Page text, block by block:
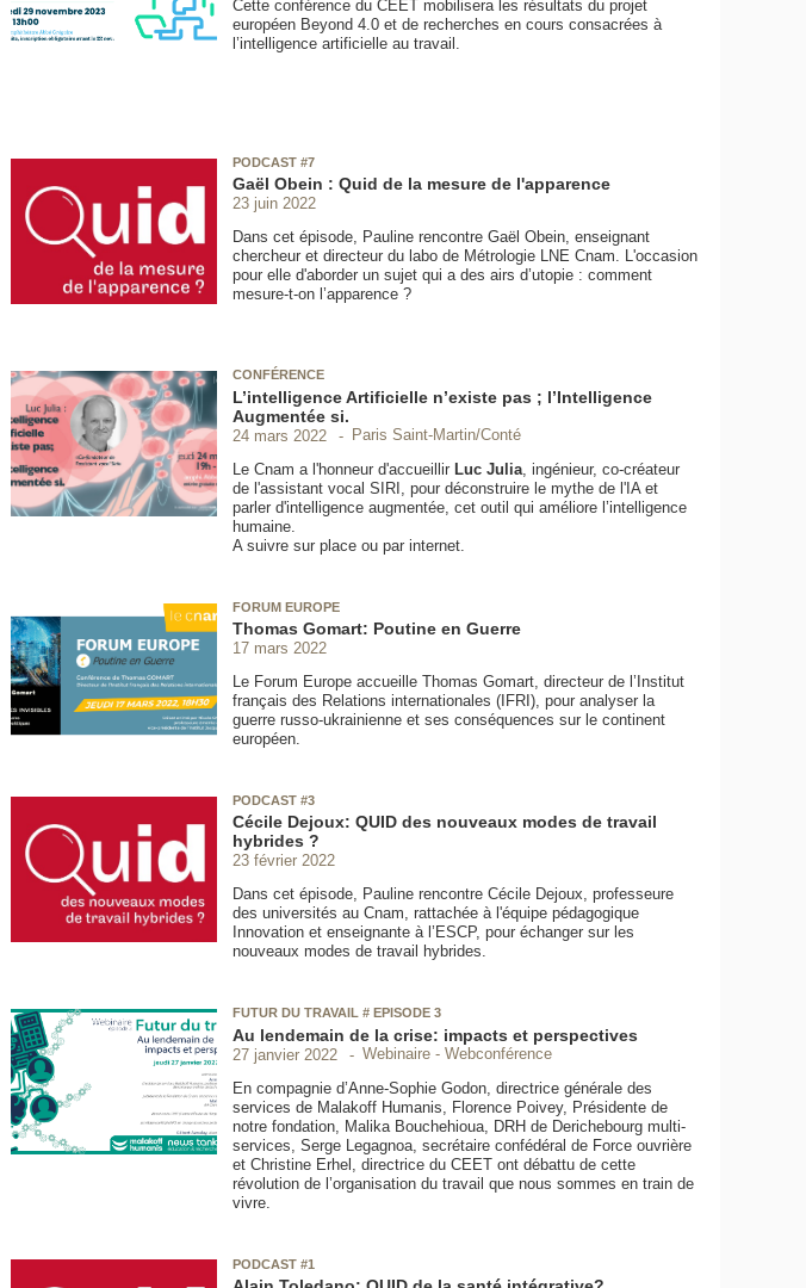
Cette conférence du CEET mobilisera les résultats du projet
européen Beyond 4.0 et de recherches en cours consacrées à
l’intelligence artificielle au travail.
PODCAST #7
Gaël Obein : Quid de la mesure de l'apparence
23 juin 2022
Dans cet épisode, Pauline rencontre Gaël Obein, enseignant
chercheur et directeur du labo de Métrologie LNE Cnam. L'occasion
pour elle d'aborder un sujet qui a des airs d’utopie : comment
mesure-t-on l’apparence ?
CONFÉRENCE
L’intelligence Artificielle n’existe pas ; l’Intelligence
Augmentée si.
24 mars 2022
Paris Saint-Martin/Conté
Le Cnam a l'honneur d'accueillir Luc Julia, ingénieur, co-créateur
de l'assistant vocal SIRI, pour déconstruire le mythe de l'IA et
parler d'intelligence augmentée, cet outil qui améliore l’intelligence
humaine.
A suivre sur place ou par internet.
FORUM EUROPE
Thomas Gomart: Poutine en Guerre
17 mars 2022
Le Forum Europe accueille Thomas Gomart, directeur de l’Institut
français des Relations internationales (IFRI), pour analyser la
guerre russo-ukrainienne et ses conséquences sur le continent
européen.
PODCAST #3
Cécile Dejoux: QUID des nouveaux modes de travail
hybrides ?
23 février 2022
Dans cet épisode, Pauline rencontre Cécile Dejoux, professeure
des universités au Cnam, rattachée à l'équipe pédagogique
Innovation et enseignante à l’ESCP, pour échanger sur les
nouveaux modes de travail hybrides.
FUTUR DU TRAVAIL # EPISODE 3
Au lendemain de la crise: impacts et perspectives
27 janvier 2022
Webinaire - Webconférence
En compagnie d’Anne-Sophie Godon, directrice générale des
services de Malakoff Humanis, Florence Poivey, Présidente de
notre fondation, Malika Bouchehioua, DRH de Derichebourg multi-
services, Serge Legagnoa, secrétaire confédéral de Force ouvrière
et Christine Erhel, directrice du CEET ont débattu de cette
révolution de l’organisation du travail que nous sommes en train de
vivre.
PODCAST #1